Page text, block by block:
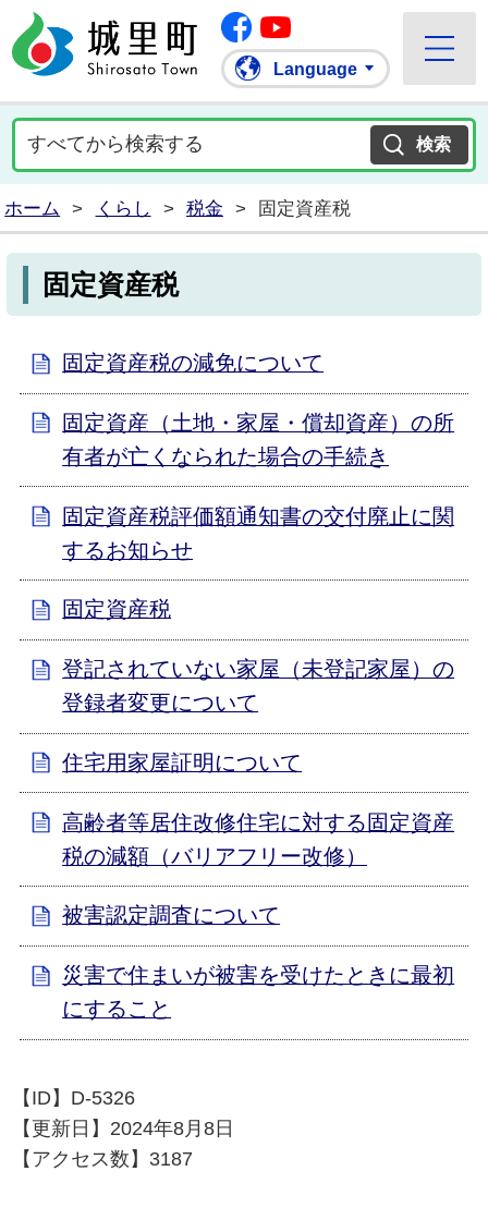
城里町ホームページ
Facebook
Language
ホーム > くらし > 税金 > 固定資産税
固定資産税
固定資産税の減免について
固定資産（土地・家屋・償却資産）の所
有者が亡くなられた場合の手続き
固定資産税評価額通知書の交付廃止に関
するお知らせ
固定資産税
登記されていない家屋（未登記家屋）の
登録者変更について
住宅用家屋証明について
高齢者等居住改修住宅に対する固定資産
税の減額（バリアフリー改修）
被害認定調査について
災害で住まいが被害を受けたときに最初
にすること
【ID】 D-5326
【更新日】 2024年8月8日
【アクセス数】 3187